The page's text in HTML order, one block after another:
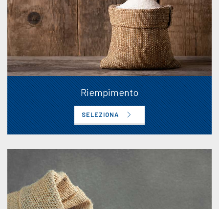
Riempimento
SELEZIONA